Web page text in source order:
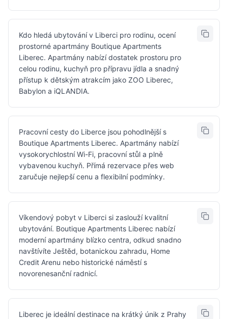
Kdo hledá ubytování v Liberci pro rodinu, ocení
prostorné apartmány Boutique Apartments
Liberec. Apartmány nabízí dostatek prostoru pro
celou rodinu, kuchyň pro přípravu jídla a snadný
přístup k dětským atrakcím jako ZOO Liberec,
Babylon a iQLANDIA.
Pracovní cesty do Liberce jsou pohodlnější s
Boutique Apartments Liberec. Apartmány nabízí
vysokorychlostní Wi-Fi, pracovní stůl a plně
vybavenou kuchyň. Přímá rezervace přes web
zaručuje nejlepší cenu a flexibilní podmínky.
Víkendový pobyt v Liberci si zaslouží kvalitní
ubytování. Boutique Apartments Liberec nabízí
moderní apartmány blízko centra, odkud snadno
navštívíte Ještěd, botanickou zahradu, Home
Credit Arenu nebo historické náměstí s
novorenesanční radnicí.
Liberec je ideální destinace na krátký únik z Prahy